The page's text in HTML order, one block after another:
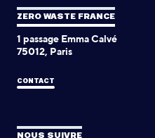
ZERO WASTE FRANCE
1 passage Emma Calvé
75012, Paris
CONTACT
NOUS SUIVRE